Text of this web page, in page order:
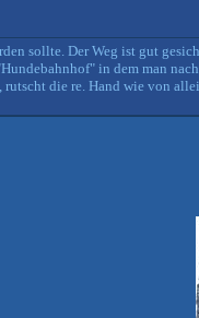
sollte. Der Weg ist gut
in dem man
rutscht die re. Hand wie von